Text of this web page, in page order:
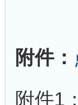
附件：
附件1